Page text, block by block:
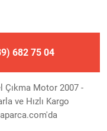
682 75 04
Çıkma Motor 2007 -
ve Hızlı Kargo